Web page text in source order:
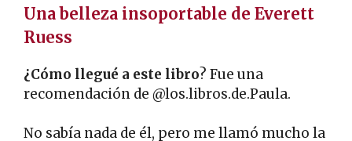
Una belleza insoportable de Everett
Ruess
¿Cómo llegué a este libro? Fue una
recomendación de @los.libros.de.Paula.
No sabía nada de él, pero me llamó mucho la